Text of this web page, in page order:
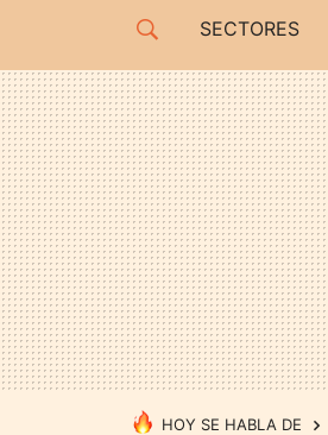
SECTORES
HOY SE HABLA DE